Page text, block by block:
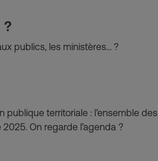
?
publics, les ministères… ?
publique territoriale : l’ensemble des
On regarde l’agenda ?